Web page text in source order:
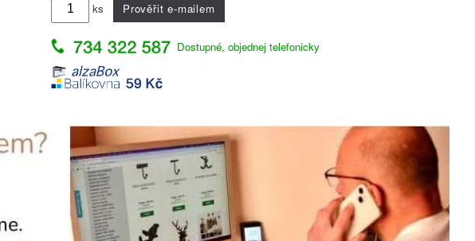
ks Prověřit e-mailem
Dostupné, objednej telefonicky